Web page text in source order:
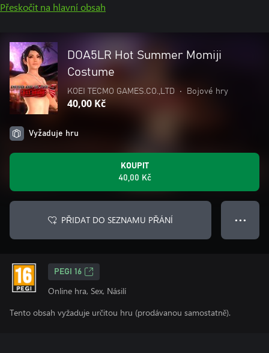
Přeskočit na hlavní obsah
DOA5LR Hot Summer Momiji
Costume
KOEI TECMO GAMES.CO.,LTD • Bojové hry
40,00 Kč
Vyžaduje hru
KOUPIT
40,00 Kč
PŘIDAT DO SEZNAMU PŘÁNÍ ● ● ●
PEGI 16
Online hra, Sex, Násilí
Tento obsah vyžaduje určitou hru (prodávanou samostatně).